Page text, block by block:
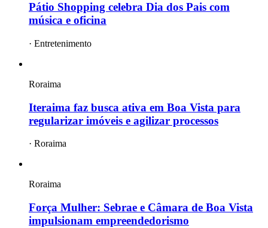
Pátio Shopping celebra Dia dos Pais com
música e oficina
· Entretenimento
Roraima
Iteraima faz busca ativa em Boa Vista para
regularizar imóveis e agilizar processos
· Roraima
Roraima
Força Mulher: Sebrae e Câmara de Boa Vista
impulsionam empreendedorismo